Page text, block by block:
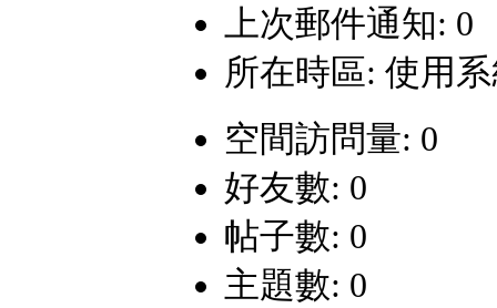
上次郵件通知: 0
所在時區: 使用
空間訪問量: 0
好友數: 0
帖子數: 0
主題數: 0